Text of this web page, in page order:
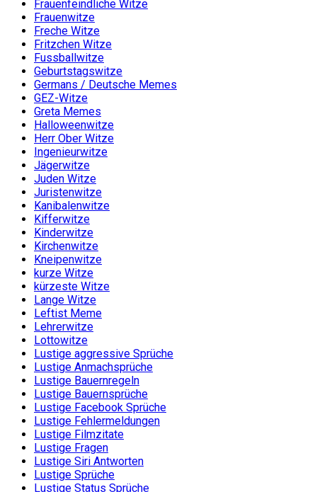
Frauenfeindliche Witze
Frauenwitze
Freche Witze
Fritzchen Witze
Fussballwitze
Geburtstagswitze
Germans / Deutsche Memes
GEZ-Witze
Greta Memes
Halloweenwitze
Herr Ober Witze
Ingenieurwitze
Jägerwitze
Juden Witze
Juristenwitze
Kanibalenwitze
Kifferwitze
Kinderwitze
Kirchenwitze
Kneipenwitze
kurze Witze
kürzeste Witze
Lange Witze
Leftist Meme
Lehrerwitze
Lottowitze
Lustige aggressive Sprüche
Lustige Anmachsprüche
Lustige Bauernregeln
Lustige Bauernsprüche
Lustige Facebook Sprüche
Lustige Fehlermeldungen
Lustige Filmzitate
Lustige Fragen
Lustige Siri Antworten
Lustige Sprüche
Lustige Status Sprüche